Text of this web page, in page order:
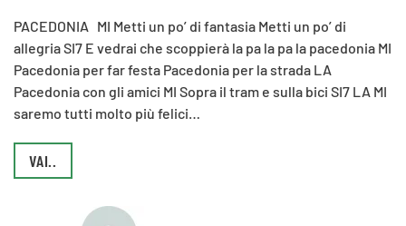
PACEDONIA MI Metti un po’ di fantasia Metti un po’ di
allegria SI7 E vedrai che scoppierà la pa la pa la pacedonia MI
Pacedonia per far festa Pacedonia per la strada LA
Pacedonia con gli amici MI Sopra il tram e sulla bici SI7 LA MI
saremo tutti molto più felici…
VAI..